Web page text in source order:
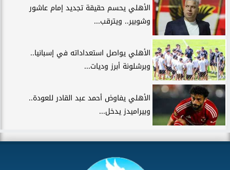
الأهلي يحسم حقيقة تجديد إمام عاشور
وشوبير.. ويترقب...
الأهلي يواصل استعداداته في إسبانيا..
وبرشلونة أبرز وديات...
الأهلي يفاوض أحمد عبد القادر للعودة..
وبيراميدز يدخل...